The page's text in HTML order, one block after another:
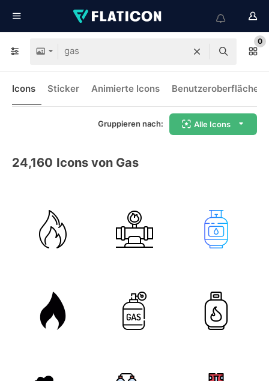
0
Icons Sticker Animierte Icons
Gruppieren nach: Alle Icons
24,160 Icons von Gas